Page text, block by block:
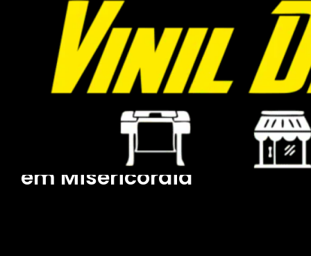
Decoração de Montras
Decoração de Montras
em Misericórdia